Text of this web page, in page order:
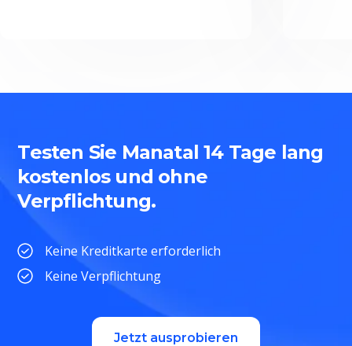
Testen Sie Manatal 14 Tage lang
kostenlos und ohne
Verpflichtung.
Keine Kreditkarte erforderlich
Keine Verpflichtung
Jetzt ausprobieren